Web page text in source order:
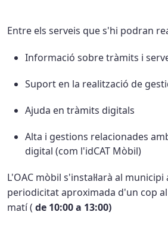
Entre els serveis que s'hi podran
Informació sobre tràmits i
Suport en la realització de
Ajuda en tràmits digitals
Alta i gestions relacionades
digital (com l'idCAT Mòbil)
L'OAC mòbil s'instal·larà al municipi
periodicitat aproximada d'un cop
matí ( de 10:00 a 13:00)